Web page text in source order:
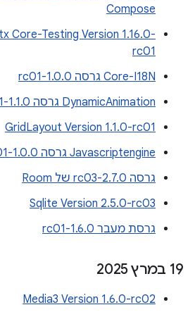
Compose
Core-Testing Version 1.16.0-
rc01
Core-I18N גרסה 1.0.0-rc01
DynamicAnimation גרסה 1.1.0-rc01
GridLayout Version 1.1.0-rc01
Javascriptengine גרסה 1.0.0-rc01
גרסה 2.7.0-rc03 של Room
Sqlite Version 2.5.0-rc03
גרסת מעבר 1.6.0-rc01
‫19 במרץ 2025
Media3 Version 1.6.0-rc02